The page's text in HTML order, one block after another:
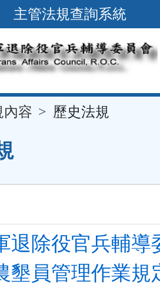
主管法規查詢系統
內容 歷史法規
退除役官兵輔導
墾員管理作業規